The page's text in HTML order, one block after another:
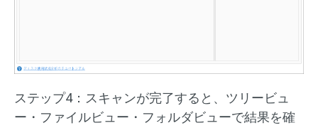
ステップ4：スキャンが完了すると、ツリービュ
ー・ファイルビュー・フォルダビューで結果を確